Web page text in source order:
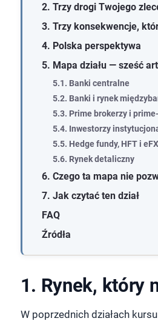
2. Trzy drogi Twojego
3. Trzy konsekwencje,
4. Polska perspektywa
5. Mapa działu — sześć
5.1. Banki centralne
5.2. Banki i rynek
5.3. Prime brokerzy i
5.4. Inwestorzy
5.5. Hedge fundy, HFT i
5.6. Rynek detaliczny
6. Czego ta mapa nie
7. Jak czytać ten dział
FAQ
Źródła
1. Rynek, który
W poprzednich działach